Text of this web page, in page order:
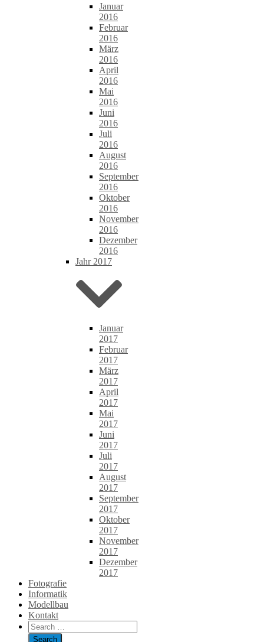
Januar
2016
Februar
2016
März
2016
April
2016
Mai
2016
Juni
2016
Juli
2016
August
2016
September
2016
Oktober
2016
November
2016
Dezember
2016
Jahr 2017
Januar
2017
Februar
2017
März
2017
April
2017
Mai
2017
Juni
2017
Juli
2017
August
2017
September
2017
Oktober
2017
November
2017
Dezember
2017
Fotografie
Informatik
Modellbau
Kontakt
Search
for: